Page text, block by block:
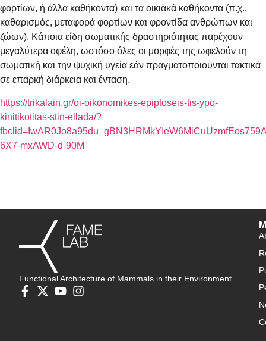
φορτίων, ή άλλα καθήκοντα) και τα οικιακά καθήκοντα (π.χ.,
καθαρισμός, μεταφορά φορτίων και φροντίδα ανθρώπων και
ζώων). Κάποια είδη σωματικής δραστηριότητας παρέχουν
μεγαλύτερα οφέλη, ωστόσο όλες οι μορφές της ωφελούν τη
σωματική και την ψυχική υγεία εάν πραγματοποιούνται τακτικά
σε επαρκή διάρκεια και ένταση.
https://trikalain.gr/oi-oikonomikes-epiptoseis-tis-ypo-
kinitikotitas-stin-ellada/?
6X7-mxAWD-d-90M
Functional Architecture of Mammals in their Environment